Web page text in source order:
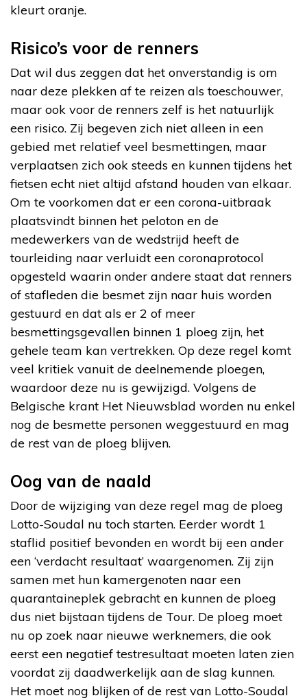
kleurt oranje.
Risico’s voor de renners
Dat wil dus zeggen dat het onverstandig is om
naar deze plekken af te reizen als toeschouwer,
maar ook voor de renners zelf is het natuurlijk
een risico. Zij begeven zich niet alleen in een
gebied met relatief veel besmettingen, maar
verplaatsen zich ook steeds en kunnen tijdens het
fietsen echt niet altijd afstand houden van elkaar.
Om te voorkomen dat er een corona-uitbraak
plaatsvindt binnen het peloton en de
medewerkers van de wedstrijd heeft de
tourleiding naar verluidt een coronaprotocol
opgesteld waarin onder andere staat dat renners
of stafleden die besmet zijn naar huis worden
gestuurd en dat als er 2 of meer
besmettingsgevallen binnen 1 ploeg zijn, het
gehele team kan vertrekken. Op deze regel komt
veel kritiek vanuit de deelnemende ploegen,
waardoor deze nu is gewijzigd. Volgens de
Belgische krant Het Nieuwsblad worden nu enkel
nog de besmette personen weggestuurd en mag
de rest van de ploeg blijven.
Oog van de naald
Door de wijziging van deze regel mag de ploeg
Lotto-Soudal nu toch starten. Eerder wordt 1
staflid positief bevonden en wordt bij een ander
een ‘verdacht resultaat’ waargenomen. Zij zijn
samen met hun kamergenoten naar een
quarantaineplek gebracht en kunnen de ploeg
dus niet bijstaan tijdens de Tour. De ploeg moet
nu op zoek naar nieuwe werknemers, die ook
eerst een negatief testresultaat moeten laten zien
voordat zij daadwerkelijk aan de slag kunnen.
Het moet nog blijken of de rest van Lotto-Soudal